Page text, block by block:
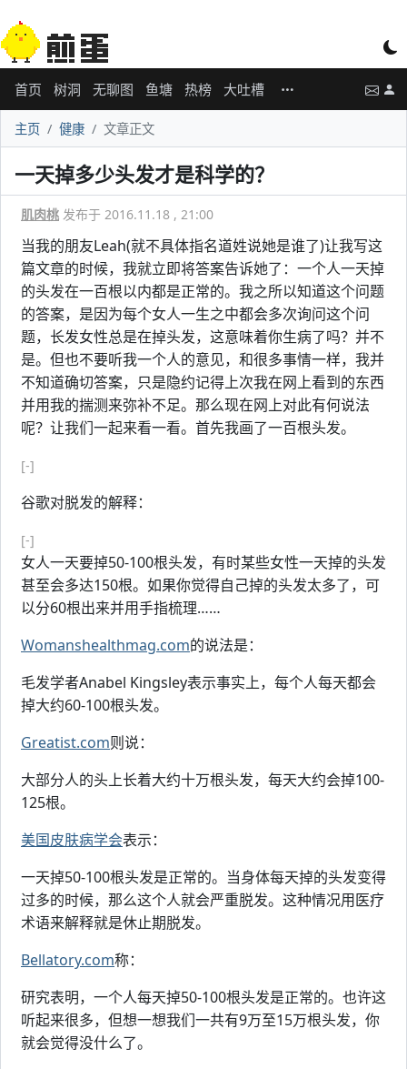
首页 树洞 无聊图 鱼塘 热榜 大吐槽
主页 健康 文章正文
一天掉多少头发才是科学的？
肌肉桃 发布于 2016.11.18 , 21:00
当我的朋友Leah(就不具体指名道姓说她是谁了)让我写这
篇文章的时候，我就立即将答案告诉她了：一个人一天掉
的头发在一百根以内都是正常的。我之所以知道这个问题
的答案，是因为每个女人一生之中都会多次询问这个问
题，长发女性总是在掉头发，这意味着你生病了吗？并不
是。但也不要听我一个人的意见，和很多事情一样，我并
不知道确切答案，只是隐约记得上次我在网上看到的东西
并用我的揣测来弥补不足。那么现在网上对此有何说法
呢？让我们一起来看一看。首先我画了一百根头发。
[-]
谷歌对脱发的解释：
[-]
女人一天要掉50-100根头发，有时某些女性一天掉的头发
甚至会多达150根。如果你觉得自己掉的头发太多了，可
以分60根出来并用手指梳理……
Womanshealthmag.com的说法是：
毛发学者Anabel Kingsley表示事实上，每个人每天都会
掉大约60-100根头发。
Greatist.com则说：
大部分人的头上长着大约十万根头发，每天大约会掉100-
125根。
美国皮肤病学会表示：
一天掉50-100根头发是正常的。当身体每天掉的头发变得
过多的时候，那么这个人就会严重脱发。这种情况用医疗
术语来解释就是休止期脱发。
Bellatory.com称：
研究表明，一个人每天掉50-100根头发是正常的。也许这
听起来很多，但想一想我们一共有9万至15万根头发，你
就会觉得没什么了。